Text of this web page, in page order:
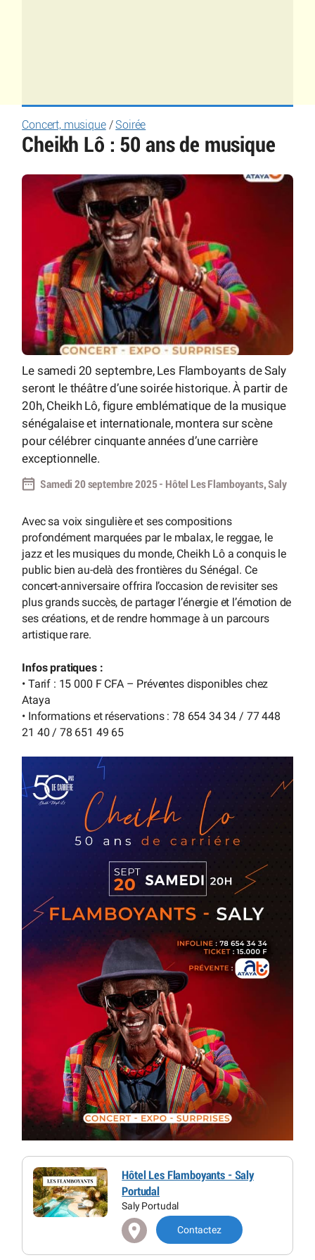
Concert, musique/ Soirée
Cheikh Lô : 50 ans de musique
Le samedi 20 septembre, Les Flamboyants de Saly
seront le théâtre d’une soirée historique. À partir de
20h, Cheikh Lô, figure emblématique de la musique
sénégalaise et internationale, montera sur scène
pour célébrer cinquante années d’une carrière
exceptionnelle.
Samedi 20 septembre 2025 - Hôtel Les Flamboyants, Saly
Avec sa voix singulière et ses compositions
profondément marquées par le mbalax, le reggae, le
jazz et les musiques du monde, Cheikh Lô a conquis le
public bien au-delà des frontières du Sénégal. Ce
concert-anniversaire offrira l’occasion de revisiter ses
plus grands succès, de partager l’énergie et l’émotion de
ses créations, et de rendre hommage à un parcours
artistique rare.
Infos pratiques :
• Tarif : 15 000 F CFA – Préventes disponibles chez
Ataya
• Informations et réservations : 78 654 34 34 / 77 448
21 40 / 78 651 49 65
Hôtel Les Flamboyants - Saly
Portudal
Saly Portudal
Contactez